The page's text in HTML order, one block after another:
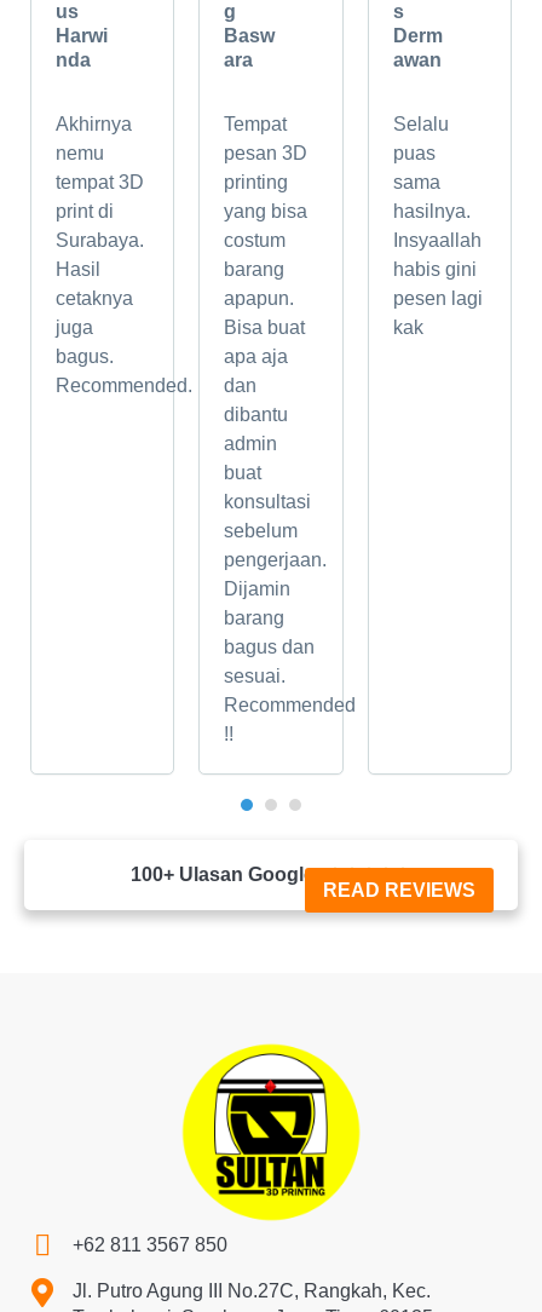
us
Harwi
nda
Akhirnya
nemu
tempat 3D
print di
Surabaya.
Hasil
cetaknya
juga
bagus.
Recommended.
g
Basw
ara
Tempat
pesan 3D
printing
yang bisa
costum
barang
apapun.
Bisa buat
apa aja
dan
dibantu
admin
buat
konsultasi
sebelum
pengerjaan.
Dijamin
barang
bagus dan
sesuai.
Recommended
!!
s
Derm
awan
Selalu
puas
sama
hasilnya.
Insyaallah
habis gini
pesen lagi
kak
100+ Ulasan Google
READ REVIEWS
+62 811 3567 850
Jl. Putro Agung III No.27C, Rangkah, Kec.